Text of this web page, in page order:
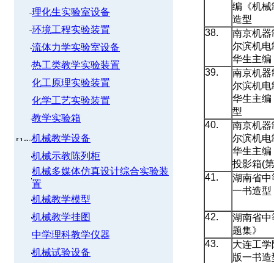
理化生实验室设备
环境工程实验装置
流体力学实验室设备
热工类教学实验装置
化工原理实验装置
化学工艺实验装置
教学实验箱
机械教学设备
机械示教陈列柜
机械多媒体仿真设计综合实验装
置
机械教学模型
机械教学挂图
中学理科教学仪器
机械试验设备
编《机械
造型
38.
南京机器
尔滨机电
华生主编
39.
南京机器
尔滨机电
华生主编
型
40.
南京机器
尔滨机电
华生主
投影箱(
41.
湖南省中
一书造型
42.
湖南省中
题集》
43.
大连工
版一书造